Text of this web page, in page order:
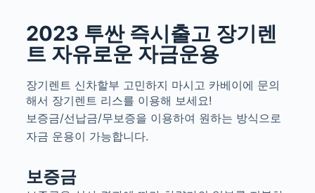
2023 투싼 즉시출고 장기렌
트 자유로운 자금운용
장기렌트 신차할부 고민하지 마시고 카베이에 문의
해서 장기렌트 리스를 이용해 보세요!
보증금/선납금/무보증을 이용하여 원하는 방식으로
자금 운용이 가능합니다.
보증금